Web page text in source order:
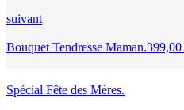
suivant
Bouquet Tendresse Maman.399,00
Spécial Fête des Mères.